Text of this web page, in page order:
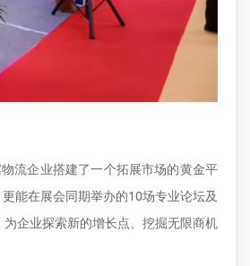
流企业搭建了一个拓展市场的黄金平
能在展会同期举办的10场专业论坛及
企业探索新的增长点、挖掘无限商机